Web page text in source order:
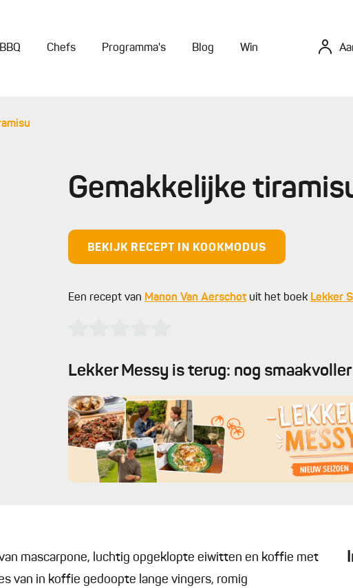
BBQ Chefs Programma's Blog Win
Gemakkelijke
BEKIJK RECEPT IN KOOKMODUS
Een recept van Manon Van Aerschot uit het boek Lekker
Lekker Messy is terug: nog
mascarpone, luchtig opgeklopte eiwitten en koffie met
van in koffie gedoopte lange vingers, romig